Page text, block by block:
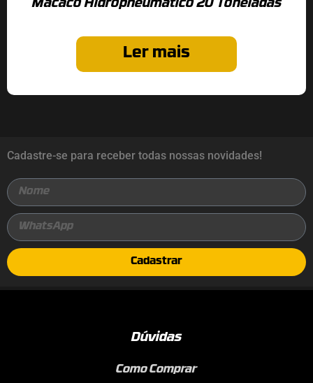
Macaco Hidropneumático 20 Toneladas
Ler mais
Cadastre-se para receber todas nossas novidades!
Cadastrar
Dúvidas
Como Comprar